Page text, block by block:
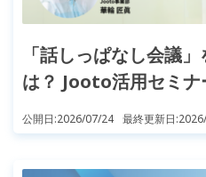
「話しっぱなし会議
は？ Jooto活用セミナ
公開日:2026/07/24 最終更新日: